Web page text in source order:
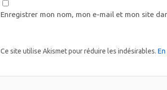
Enregistrer mon nom, mon e-mail et mon site
Ce site utilise Akismet pour réduire les indésirables.